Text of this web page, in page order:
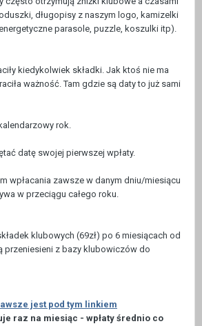
długopisy z naszym logo, kamizelki
parasole, puzzle, koszulki itp).
kiedykolwiek składki. Jak ktoś nie ma
ważność. Tam gdzie są daty to już sami
rok.
datę swojej pierwszej wpłaty.
wpłacania zawsze w danym dniu/miesiącu
w przeciągu całego roku.
klubowych (69zł) po 6 miesiącach od
przeniesieni z bazy klubowiczów do
jest pod tym linkiem
raz na miesiąc - wpłaty średnio co